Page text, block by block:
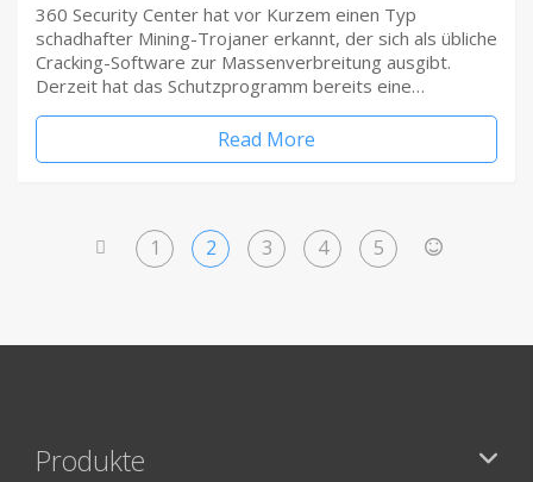
360 Security Center hat vor Kurzem einen Typ
schadhafter Mining-Trojaner erkannt, der sich als übliche
Cracking-Software zur Massenverbreitung ausgibt.
Derzeit hat das Schutzprogramm bereits eine…
Read More
1 2 3 4 5
Produkte